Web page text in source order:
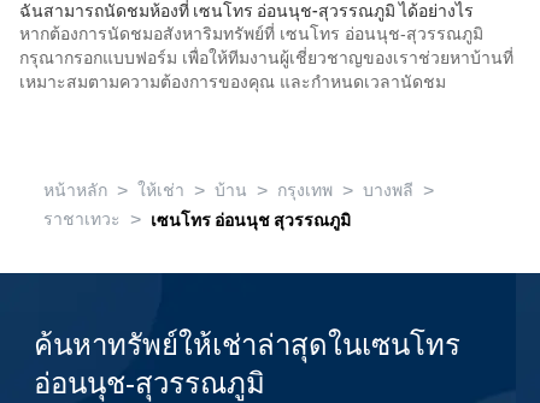
ฉันสามารถนัดชมห้องที่ เซนโทร อ่อนนุช-สุวรรณภูมิ ได้อย่างไร
หากต้องการนัดชมอสังหาริมทรัพย์ที่ เซนโทร อ่อนนุช-สุวรรณภูมิ
กรุณากรอกแบบฟอร์ม เพื่อให้ทีมงานผู้เชี่ยวชาญของเราช่วยหาบ้านที่
เหมาะสมตามความต้องการของคุณ และกำหนดเวลานัดชม
หน้าหลัก > ให้เช่า > บ้าน > กรุงเทพ > บางพลี >
ราชาเทวะ > เซนโทร อ่อนนุช สุวรรณภูมิ
ค้นหาทรัพย์ให้เช่าล่าสุดในเซนโทร
อ่อนนุช-สุวรรณภูมิ